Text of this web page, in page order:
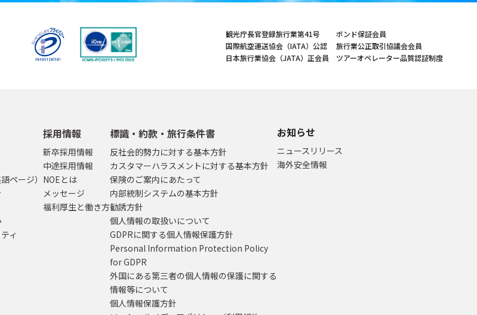
観光庁長官登録旅行業第41号
国際航空運送協会（IATA）公認
日本旅行業協会（JATA）正会員
ボンド保証会員
旅行業公正取引協議会会員
ツアーオペレーター品質認証制度
ページ）
ィ
採用情報
新卒採用情報
中途採用情報
NOEとは
メッセージ
福利厚生と働き方
標識・約款・旅行条件書
反社会的勢力に対する基本方針
カスタマーハラスメントに対する基本方針
保険のご案内にあたって
内部統制システムの基本方針
勧誘方針
個人情報の取扱いについて
GDPRに関する個人情報保護方針
Personal Information Protection Policy
for GDPR
外国にある第三者の個人情報の保護に関する
情報等について
個人情報保護方針
お知らせ
ニュースリリース
海外安全情報